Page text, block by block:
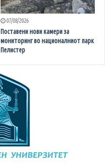
07/08/2026
Поставени нови камери за
мониторинг во националниот парк
Пелистер